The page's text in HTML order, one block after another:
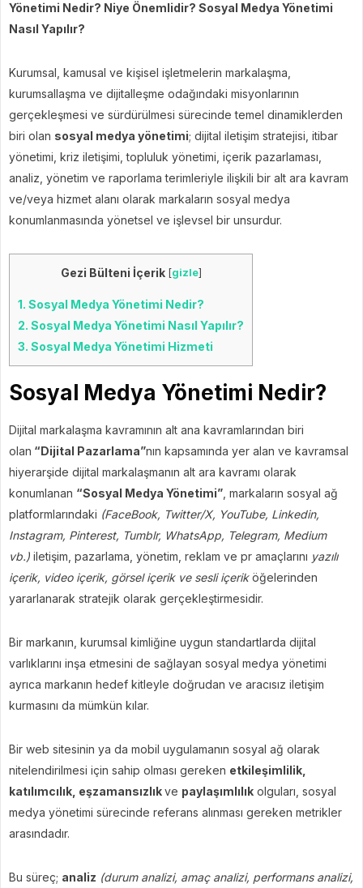
Yönetimi Nedir? Niye Önemlidir? Sosyal Medya Yönetimi
Nasıl Yapılır?
Kurumsal, kamusal ve kişisel işletmelerin markalaşma,
kurumsallaşma ve dijitalleşme odağındaki misyonlarının
gerçekleşmesi ve sürdürülmesi sürecinde temel dinamiklerden
biri olan sosyal medya yönetimi; dijital iletişim stratejisi, itibar
yönetimi, kriz iletişimi, topluluk yönetimi, içerik pazarlaması,
analiz, yönetim ve raporlama terimleriyle ilişkili bir alt ara kavram
ve/veya hizmet alanı olarak markaların sosyal medya
konumlanmasında yönetsel ve işlevsel bir unsurdur.
Gezi Bülteni İçerik [gizle]
1. Sosyal Medya Yönetimi Nedir?
2. Sosyal Medya Yönetimi Nasıl Yapılır?
3. Sosyal Medya Yönetimi Hizmeti
Sosyal Medya Yönetimi Nedir?
Dijital markalaşma kavramının alt ana kavramlarından biri
olan “Dijital Pazarlama”nın kapsamında yer alan ve kavramsal
hiyerarşide dijital markalaşmanın alt ara kavramı olarak
konumlanan “Sosyal Medya Yönetimi” , markaların sosyal ağ
platformlarındaki (FaceBook, Twitter/X, YouTube, Linkedin,
Instagram, Pinterest, Tumblr, WhatsApp, Telegram, Medium
vb.) iletişim, pazarlama, yönetim, reklam ve pr amaçlarını yazılı
içerik, video içerik, görsel içerik ve sesli içeriköğelerinden
yararlanarak stratejik olarak gerçekleştirmesidir.
Bir markanın, kurumsal kimliğine uygun standartlarda dijital
varlıklarını inşa etmesini de sağlayan sosyal medya yönetimi
ayrıca markanın hedef kitleyle doğrudan ve aracısız iletişim
kurmasını da mümkün kılar.
Bir web sitesinin ya da mobil uygulamanın sosyal ağ olarak
nitelendirilmesi için sahip olması gereken etkileşimlilik,
katılımcılık, eşzamansızlıkve paylaşımlılık olguları, sosyal
medya yönetimi sürecinde referans alınması gereken metrikler
arasındadır.
Bu süreç; analiz (durum analizi, amaç analizi, performans analizi,